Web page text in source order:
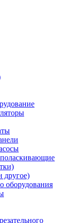
оборудования